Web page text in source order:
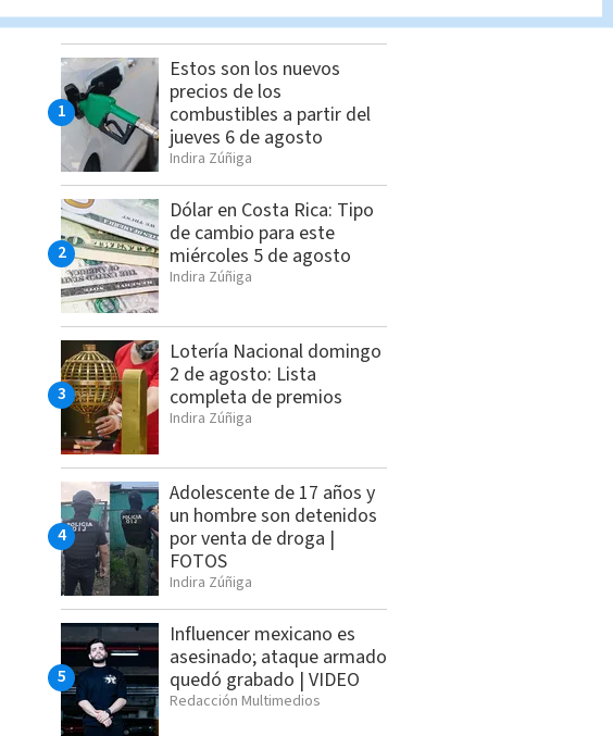
LO MÁS BUSCADO
Estos son los nuevos
precios de los
combustibles a partir del
jueves 6 de agosto
Indira Zúñiga
Dólar en Costa Rica: Tipo
de cambio para este
miércoles 5 de agosto
Indira Zúñiga
Lotería Nacional domingo
2 de agosto: Lista
completa de premios
Indira Zúñiga
Adolescente de 17 años y
un hombre son detenidos
por venta de droga |
FOTOS
Indira Zúñiga
Influencer mexicano es
asesinado; ataque armado
quedó grabado | VIDEO
Redacción Multimedios